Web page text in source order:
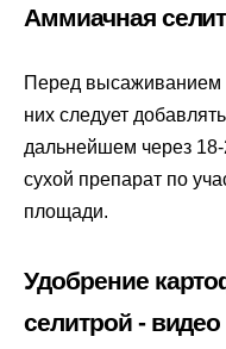
Аммиачная
Перед высаживанием
них следует
дальнейшем через 18-
сухой препарат по
площади.
Удобрение
селитрой - видео